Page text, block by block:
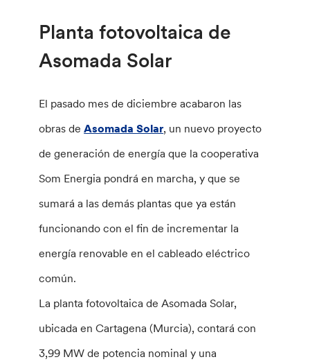
Planta fotovoltaica de
Asomada Solar
El pasado mes de diciembre acabaron las
obras deAsomada Solar, un nuevo proyecto
de generación de energía que la cooperativa
Som Energia pondrá en marcha, y que se
sumará a las demás plantas que ya están
funcionando con el fin de incrementar la
energía renovable en el cableado eléctrico
común.
La planta fotovoltaica de Asomada Solar,
ubicada en Cartagena (Murcia), contará con
3,99 MW de potencia nominal y una